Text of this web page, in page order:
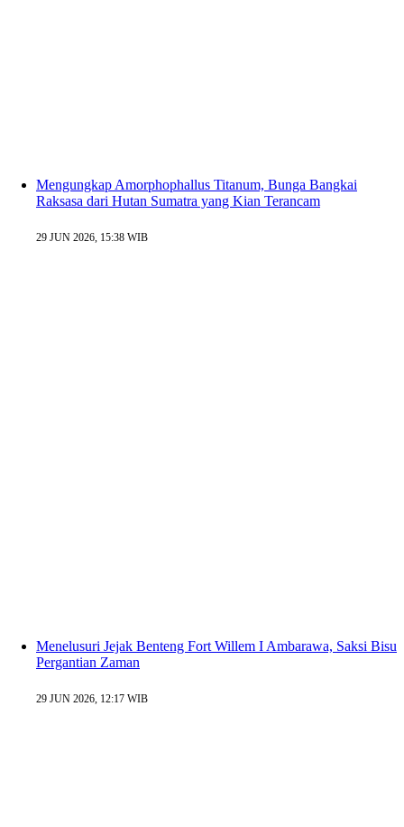
Mengungkap Amorphophallus Titanum, Bunga Bangkai
Raksasa dari Hutan Sumatra yang Kian Terancam
29 JUN 2026, 15:38 WIB
Menelusuri Jejak Benteng Fort Willem I Ambarawa, Saksi Bisu
Pergantian Zaman
29 JUN 2026, 12:17 WIB